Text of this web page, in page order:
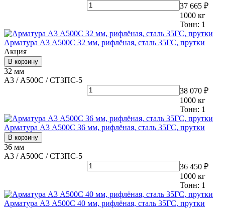
37 665 ₽
1000 кг
Тонн: 1
Арматура А3 А500С 32 мм, рифлёная, сталь 35ГС, прутки
Акция
В корзину
32 мм
А3 / А500С / СТ3ПС-5
38 070 ₽
1000 кг
Тонн: 1
Арматура А3 А500С 36 мм, рифлёная, сталь 35ГС, прутки
В корзину
36 мм
А3 / А500С / СТ3ПС-5
36 450 ₽
1000 кг
Тонн: 1
Арматура А3 А500С 40 мм, рифлёная, сталь 35ГС, прутки